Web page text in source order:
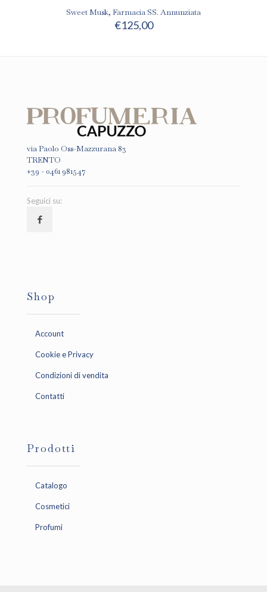
Sweet Musk, Farmacia SS. Annunziata
€125,00
via Paolo Oss-Mazzurana 83
TRENTO
+39 - 0461 981547
Seguici su:
Shop
Account
Cookie e Privacy
Condizioni di vendita
Contatti
Prodotti
Catalogo
Cosmetici
Profumi